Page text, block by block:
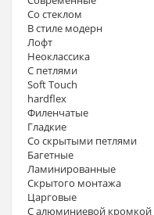
Со стеклом
В стиле модерн
Лофт
Неоклассика
С петлями
Soft Touch
hardflex
Филенчатые
Гладкие
Со скрытыми петлями
Багетные
Ламинированные
Скрытого монтажа
Царговые
С алюминиевой кромкой